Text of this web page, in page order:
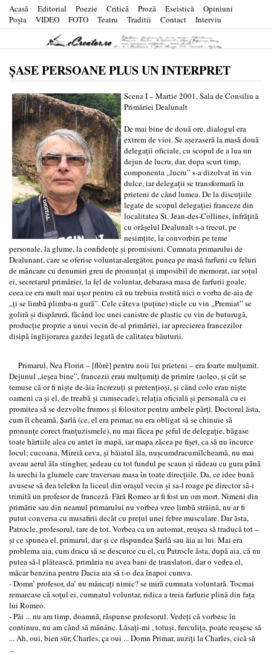
Acasă Editorial Poezie Critică Proză Eseistică
Opiniuni
Poşta
VIDEO FOTO Teatru Traditii Contact Interviu
ŞASE PERSOANE PLUS UN INTERPRET
Scena I – Martie 2001, Sala de Consiliu a
Primăriei Dealunalt
De mai bine de două ore, dialogul era
extrem de vioi. Se aşezaseră la masă două
delegaţii oficiale, cu scopul de a lua un
dejun de lucru, dar, dupa scurt timp,
componenta „lucru” s-a dizolvat în vin
dulce, iar delegaţii se transformară în
prieteni de când lumea. De la discuţiile
legate de scopul delegaţiei franceze din
localitatea St. Jean-des-Collines, înfrăţită
cu orăşelul Dealunalt s-a trecut, pe
nesimţite, la convorbiri pe teme
personale, la glume, la confidenţe şi promisiuni. Cumnata primarului de
Dealunant, care se oferise voluntar-alergător, punea pe masă farfurii cu feluri
de mâncare cu denumiri greu de pronunţat şi imposibil de memorat, iar soţul
ei, secretarul primăriei, la fel de voluntar, debarasa masa de farfurii goale,
ceea ce era mult mai uşor pentru că nu trebuia rostită nici o vorba de-aia de
„ţi se limbă plimba-n gură”. Cele câteva (puţine) sticle cu vin „Premiat” se
goliră şi dispărură, făcând loc unei canistre de plastic cu vin de buturugă,
producţie proprie a unui vecin de-al primăriei, iar aprecierea francezilor
disipă înglijorarea gazdei legată de calitatea băuturii.
Primarul, Nea Florin – [flòrê] pentru noii lui prieteni – era foarte mulţumit.
Dejunul „ieşea bine”, francezii erau mulţumiţi de primire (aoleo, şi cât se
temuse că or fi nişte de-ăia încrezuţi şi pretenţioşi, şi când colo erau nişte
oameni ca şi el, de treabă şi cumsecade), relaţia oficială şi personală cu ei
promitea să se dezvolte frumos şi folositor pentru ambele părţi. Doctorul ăsta,
cum îl cheamă, Şarlă (ce, el era primar, nu era obligat să se chinuie să
pronunţe corect franţuzismele), nu mai făcea pe şeful de delegaţie, băgase
toate hărtiile alea cu antet în mapă, iar mapa zăcea pe fişet, ca să nu încurce
locul; cucoana, Mireiă ceva, şi băiatul ăla, nuşcumdracumîlcheamă, nu mai
aveau aerul ăla stingher, şedeau cu tot fundul pe scaun şi râdeau cu gura până
la urechi la glumele care traversau masa în toate direcţiile. Da, ce idee bună
avusese să dea telefon la liceul din oraşul vecin şi sa-l roage pe director să-i
trimită un profesor de franceză. Fără Romeo ar fi fost un om mort. Nimeni din
primărie sau din neamul primarului nu vorbea vreo limbă străină, nu ar fi
putut conversa cu musafirii decât cu preţul unei febre musculare. Dar ăsta,
Patrocle, profesorul, tare de tot. Vorbea ca un automat, reuşea să traducă tot –
şi ce spunea el, primarul, dar şi ce răspundea Şarlă sau ăia ai lui. Mai era
problema aia, cum dracu să se descurce cu el, cu Patrocle ăsta, după aia, că nu
putea să-l plătească, primăria nu avea bani de translatori, dar o vedea el,
măcar benzina pentru Dacia aia să i-o dea înapoi cumva.
- Domn’ profesor, da’ nu mâncaţi nimic? se miră cumnata voluntară. Tocmai
remarcase că soţul ei, cumnatul voluntar, ridica a treia farfurie plină din faţa
lui Romeo.
- Păi ... nu am timp, doamnă, răspunse profesorul. Vedeţi că vorbesc în
continuu, nu am când să mănânc. Lăsaţi-mi , totuşi, furculiţa, poate reuşesc să
... Ah, oui, bien sür, Charles, ça oui ... Domn Primar, auziţi la Charles, cică să
...